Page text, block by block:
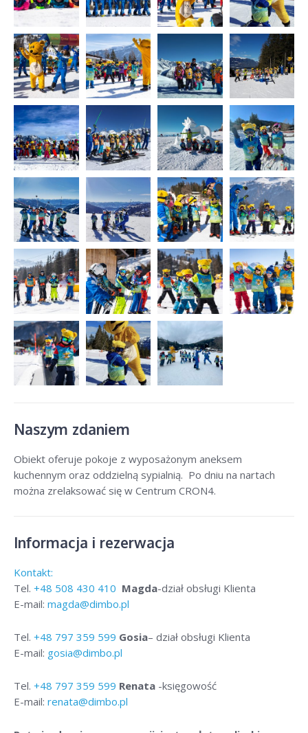
Naszym zdaniem
Obiekt oferuje pokoje z wyposażonym aneksem
kuchennym oraz oddzielną sypialnią. Po dniu na nartach
można zrelaksować się w Centrum CRON4.
Informacja i rezerwacja
Kontakt:
Tel. +48 508 430 410 Magda-dział obsługi Klienta
E-mail: magda@dimbo.pl
Tel. +48 797 359 599 Gosia– dział obsługi Klienta
E-mail: gosia@dimbo.pl
Tel. +48 797 359 599 Renata -księgowość
E-mail: renata@dimbo.pl